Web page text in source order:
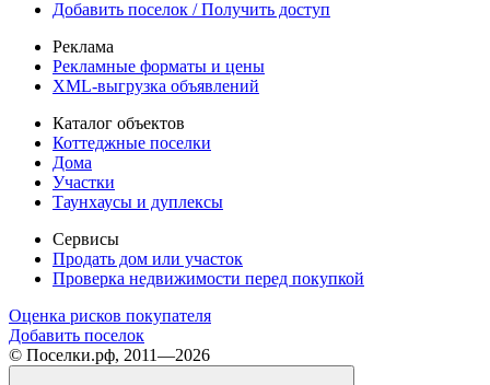
Добавить поселок / Получить доступ
Реклама
Рекламные форматы и цены
XML-выгрузка объявлений
Каталог объектов
Коттеджные поселки
Дома
Участки
Таунхаусы и дуплексы
Сервисы
Продать дом или участок
Проверка недвижимости перед покупкой
Оценка рисков покупателя
Добавить поселок
© Поселки.рф, 2011—2026